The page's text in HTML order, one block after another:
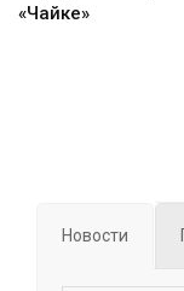
«Чайке»
Новости